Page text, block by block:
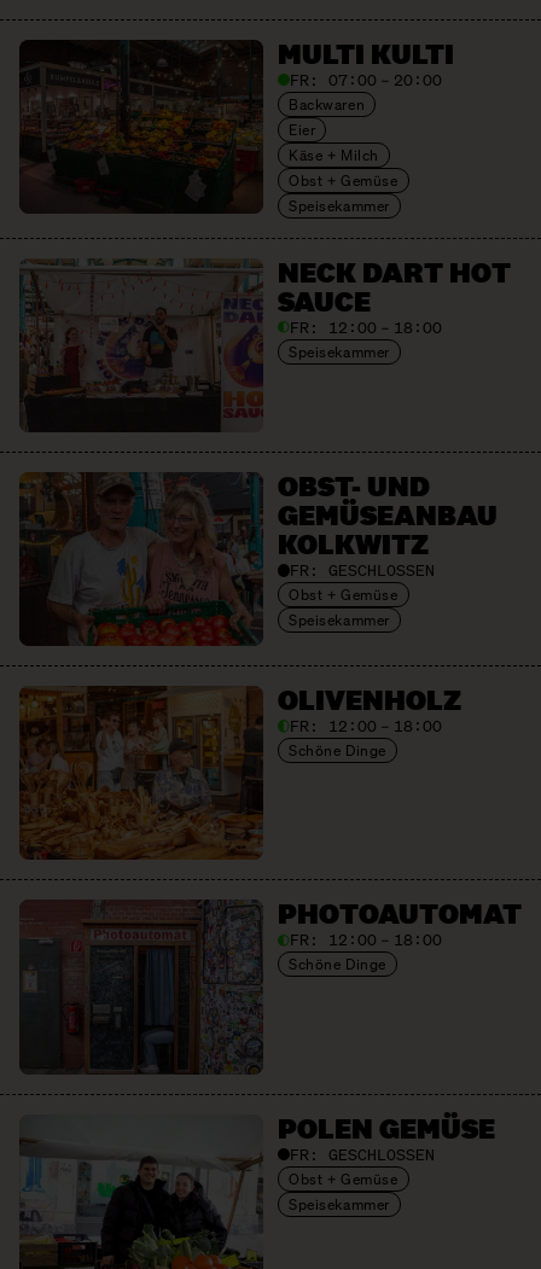
MULTI KULTI
FR:07:00 – 20:00
Backwaren
Eier
Käse + Milch
Obst + Gemüse
Speisekammer
NECK DART HOT
SAUCE
FR: 12:00 – 18:00
Speisekammer
OBST- UND
GEMÜSE­ANBAU
KOLKWITZ
FR: GESCHLOSSEN
Obst + Gemüse
Speisekammer
OLIVEN­HOLZ
FR: 12:00 – 18:00
Schöne Dinge
PHOTO­AUTOMAT
FR: 12:00 – 18:00
Schöne Dinge
POLEN GEMÜSE
FR: GESCHLOSSEN
Obst + Gemüse
Speisekammer